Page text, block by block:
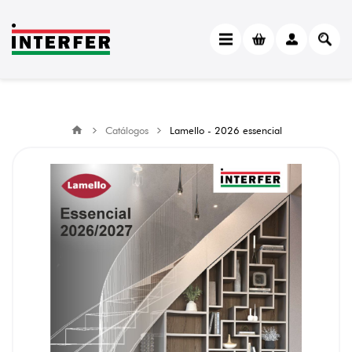
Catálogos Lamello - 2026 essencial